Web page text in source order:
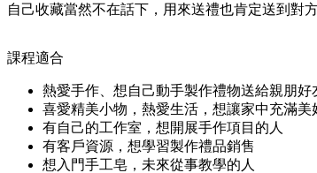
自己收藏當然不在話下，用來送禮也肯定送到對
課程適合
熱愛手作、想自己動手製作禮物送給親朋好
喜愛精美小物，熱愛生活，想讓家中充滿美
有自己的工作室，想開展手作項目的人
有客戶資源，想學習製作禮品銷售
想入門手工皂，未來從事教學的人